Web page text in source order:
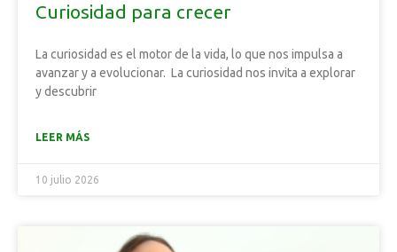
Curiosidad para crecer
La curiosidad es el motor de la vida, lo que nos impulsa a
avanzar y a evolucionar. La curiosidad nos invita a explorar
y descubrir
LEER MÁS
10 julio 2026